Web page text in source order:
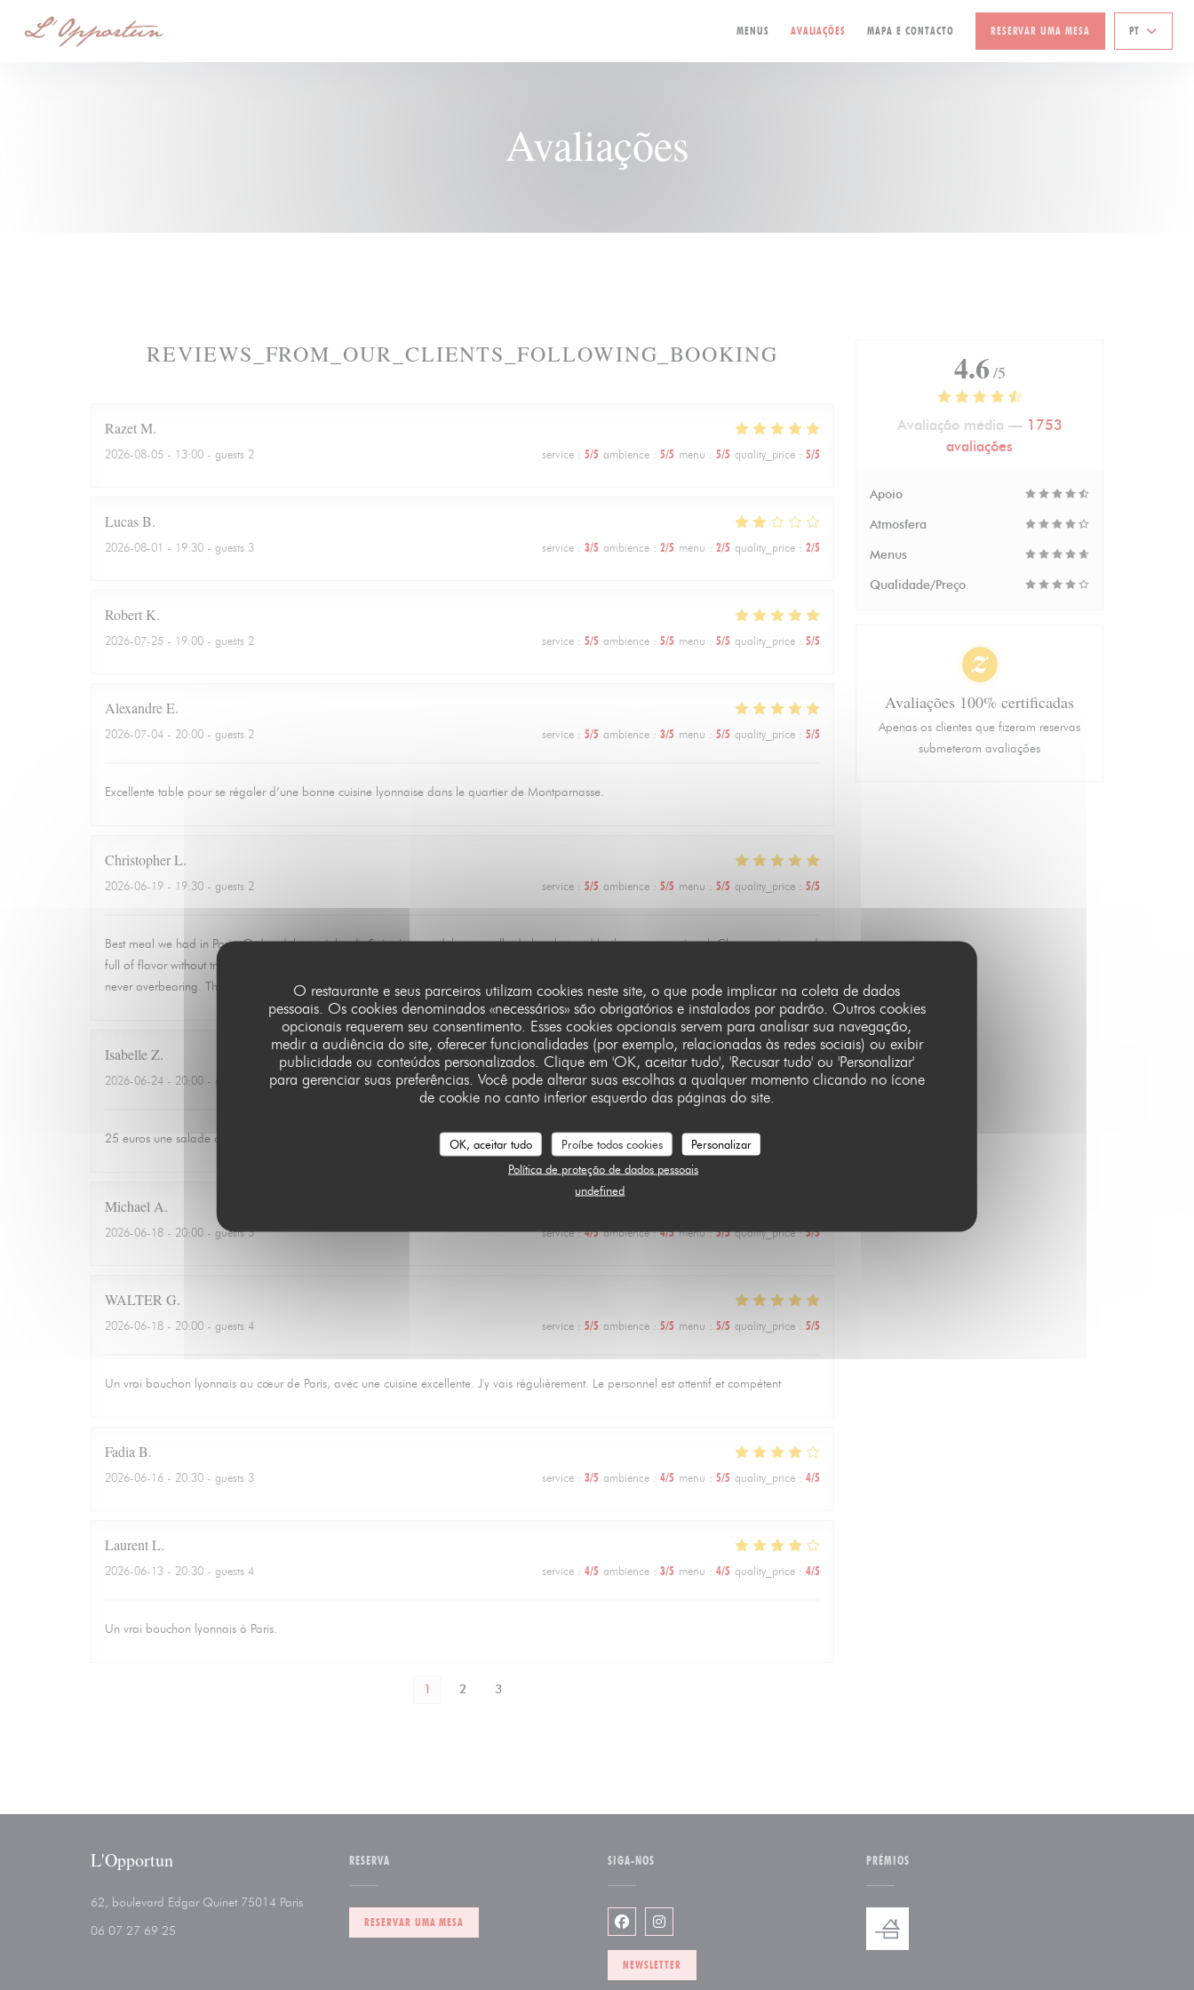
O restaurante e seus parceiros utilizam cookies neste site, o que pode implicar na coleta de dados
pessoais. Os cookies denominados «necessários» são obrigatórios e instalados por padrão. Outros cookies
opcionais requerem seu consentimento. Esses cookies opcionais servem para analisar sua navegação,
medir a audiência do site, oferecer funcionalidades (por exemplo, relacionadas às redes sociais) ou exibir
publicidade ou conteúdos personalizados. Clique em 'OK, aceitar tudo', 'Recusar tudo' ou 'Personalizar'
para gerenciar suas preferências. Você pode alterar suas escolhas a qualquer momento clicando no ícone
de cookie no canto inferior esquerdo das páginas do site.
OK, aceitar tudo Proíbe todos cookies
Personalizar
Política de proteção de dados pessoais
undefined
MENUS AVALIAÇÕES MAPA E CONTACTO RESERVAR UMA MESA PT
Avaliações
REVIEWS_FROM_OUR_CLIENTS_FOLLOWING_BOOKING
RazetM
2026-08-05 - 13:00 - guests 2 service : 5/5 ambience : 5/5 menu : 5/5 quality_price : 5/5
LucasB
2026-08-01 - 19:30 - guests 3 service : 3/5 ambience : 2/5 menu : 2/5 quality_price : 2/5
Robert K
2026-07-25 - 19:00 - guests 2 service : 5/5 ambience : 5/5 menu : 5/5 quality_price : 5/5
AlexandreE
2026-07-04 - 20:00 - guests 2 service : 5/5 ambience : 3/5 menu : 5/5 quality_price : 5/5
Excellente table pour se régaler d’une bonne cuisine lyonnaise dans le quartier de Montparnasse.
ChristopherL
2026-06-19 - 19:30 - guests 2 service : 5/5 ambience : 5/5 menu : 5/5 quality_price : 5/5
Best meal we had in Paris. Ordered the ravioles de Saint Jean and the quenelle de brochet and both were exceptional. Clean, precise, and
full of flavor without trying to overwork the dish. Quiet, quaint room that feels tucked away from everything. Staff was warm, attentive, and
never overbearing. This is the kind of place you remember and go back to.
IsabelleZ
2026-06-24 - 20:00 - guests 3 service: 4 /5 ambience : 1/5 menu: 1/5 quality_price: 1 /5
25 euros une salade de tomates avec 3 petits morceaux de poulet 😱
Michael A
2026-06-18 - 20:00 - guests 3 service: 4/5 ambience: 4/5 menu: 5/5 quality_price: 5/5
WALTER G
2026-06-18 - 20:00 - guests 4 service : 5/5 ambience : 5/5 menu : 5/5 quality_price : 5/5
Un vrai bouchon lyonnais au cœur de Paris, avec une cuisine excellente. J'y vais régulièrement. Le personnel est attentif et compétent
Fadia B
2026-06-16 - 20:30 - guests 3 service : 3/5 ambience : 4/5 menu : 5/5 quality_price : 4/5
LaurentL
2026-06-13 - 20:30 - guests 4 service : 4/5 ambience : 3/5 menu : 4/5 quality_price : 4/5
Un vrai bouchon lyonnais à Paris.
1 2 3
4.6 /5
Avaliação média — 1753
avaliações
Apoio
Atmosfera
Menus
Qualidade/Preço
Avaliações 100% certificadas
Apenas os clientes que fizeram reservas
submeteram avaliações
L'Opportun
62, boulevard Edgar Quinet 75014 Paris((abre numa nova janela))
06 07 27 69 25
RESERVA
RESERVAR UMA MESA
SIGA-NOS
Facebook ((abre numa nova janela))
Instagram ((abre numa nova janela))
NEWSLETTER
PRÉMIOS